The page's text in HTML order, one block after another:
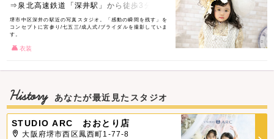
⇒泉北高速鉄道「深井駅」から徒歩3分
堺市中区深井の駅近の写真スタジオ。「感動の瞬間を残す」を
コンセプトに宮参り/七五三/成人式/ブライダルを撮影していま
す。
衣装
History あなたが最近見たスタジオ
STUDIO ARC おおとり店
大阪府堺市西区鳳西町1-77-8